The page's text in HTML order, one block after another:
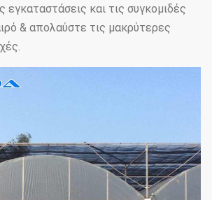
εγκαταστάσεις και τις συγκομιδές
& απολαύστε τις μακρύτερες